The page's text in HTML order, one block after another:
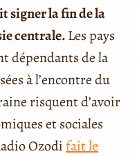
signer la fin de la
centrale.Les pays
dépendants de la
à l’encontre du
risquent d’avoir
et sociales
Ozodifait le